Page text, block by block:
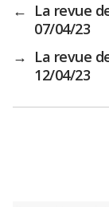
← La revue
07/04/23
→ La revue
12/04/23